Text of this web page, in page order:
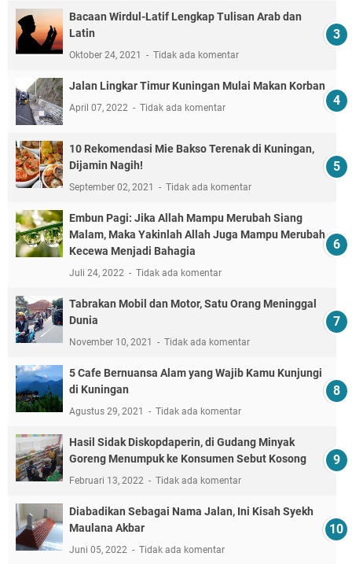
Bacaan Wirdul-Latif Lengkap Tulisan Arab dan
Latin
Oktober 24, 2021 Tidak ada komentar
Jalan Lingkar Timur Kuningan Mulai Makan Korban
April 07, 2022 Tidak ada komentar
10 Rekomendasi Mie Bakso Terenak di Kuningan,
Dijamin Nagih!
September 02, 2021 Tidak ada komentar
Embun Pagi: Jika Allah Mampu Merubah Siang
Malam, Maka Yakinlah Allah Juga Mampu Merubah
Kecewa Menjadi Bahagia
Juli 24, 2022 Tidak ada komentar
Tabrakan Mobil dan Motor, Satu Orang Meninggal
Dunia
November 10, 2021 Tidak ada komentar
5 Cafe Bernuansa Alam yang Wajib Kamu Kunjungi
di Kuningan
Agustus 29, 2021 Tidak ada komentar
Hasil Sidak Diskopdaperin, di Gudang Minyak
Goreng Menumpuk ke Konsumen Sebut Kosong
Februari 13, 2022 Tidak ada komentar
Diabadikan Sebagai Nama Jalan, Ini Kisah Syekh
Maulana Akbar
Juni 05, 2022 Tidak ada komentar